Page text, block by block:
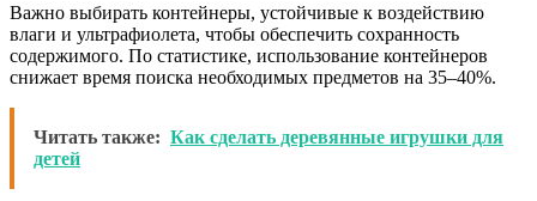
Важно выбирать контейнеры, устойчивые к воздействию
влаги и ультрафиолета, чтобы обеспечить сохранность
содержимого. По статистике, использование контейнеров
снижает время поиска необходимых предметов на 35–40%.
Читать также: Как сделать деревянные игрушки для
детей